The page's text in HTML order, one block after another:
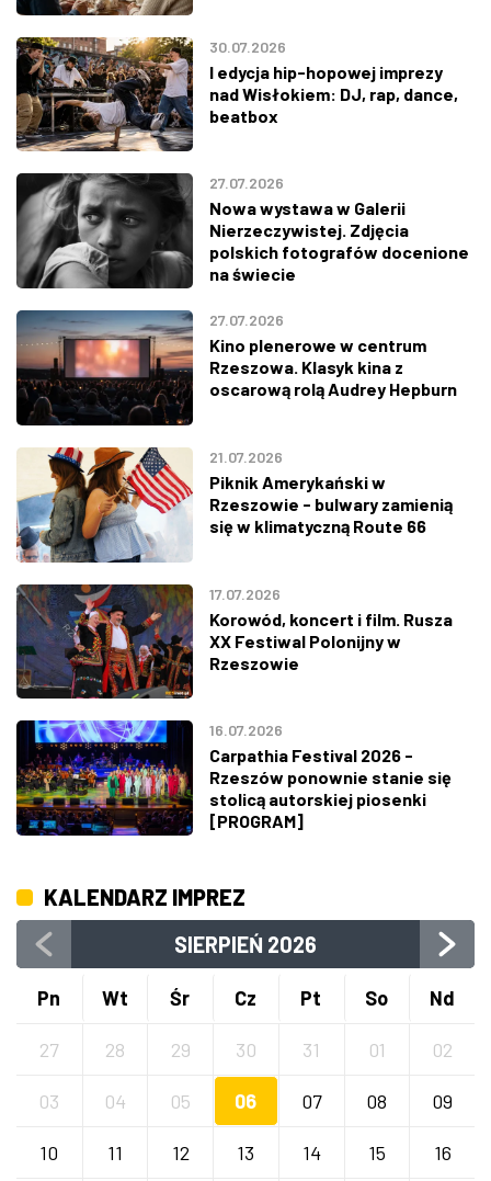
30.07.2026
I edycja hip-hopowej imprezy
nad Wisłokiem: DJ, rap, dance,
beatbox
27.07.2026
Nowa wystawa w Galerii
Nierzeczywistej. Zdjęcia
polskich fotografów docenione
na świecie
27.07.2026
Kino plenerowe w centrum
Rzeszowa. Klasyk kina z
oscarową rolą Audrey Hepburn
21.07.2026
Piknik Amerykański w
Rzeszowie - bulwary zamienią
się w klimatyczną Route 66
17.07.2026
Korowód, koncert i film. Rusza
XX Festiwal Polonijny w
Rzeszowie
16.07.2026
Carpathia Festival 2026 -
Rzeszów ponownie stanie się
stolicą autorskiej piosenki
[PROGRAM]
KALENDARZ IMPREZ
SIERPIEŃ 2026
Pn Wt Śr Cz Pt So Nd
27 28 29 30 31 01 02
03 04 05 06 07 08 09
10 11 12 13 14 15 16